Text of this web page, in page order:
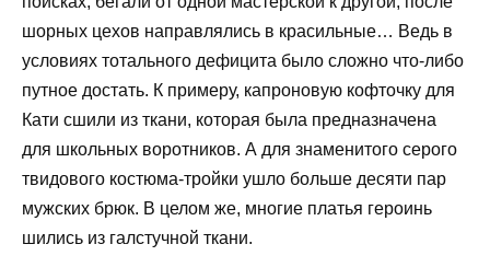
шорных цехов направлялись в красильные… Ведь в
условиях тотального дефицита было сложно что-либо
путное достать. К примеру, капроновую кофточку для
Кати сшили из ткани, которая была предназначена
для школьных воротников. А для знаменитого серого
твидового костюма-тройки ушло больше десяти пар
мужских брюк. В целом же, многие платья героинь
шились из галстучной ткани.